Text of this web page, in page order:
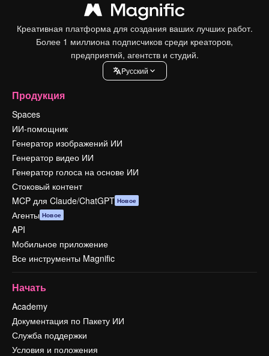
Креативная платформа для создания ваших лучших работ.
Более 1 миллиона подписчиков среди креаторов,
предприятий, агентств и студий.
Pусский
Продукция
Spaces
ИИ-помощник
Генератор изображений ИИ
Генератор видео ИИ
Генератор голоса на основе ИИ
Стоковый контент
MCP для Claude/ChatGPT Новое
Агенты Новое
API
Мобильное приложение
Все инструменты Magnific
Начать
Academy
Документация по Пакету ИИ
Служба поддержки
Условия и положения